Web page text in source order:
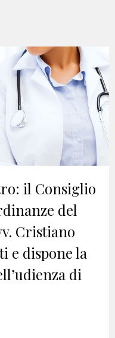
il Consiglio
del
Cristiano
e dispone la
di